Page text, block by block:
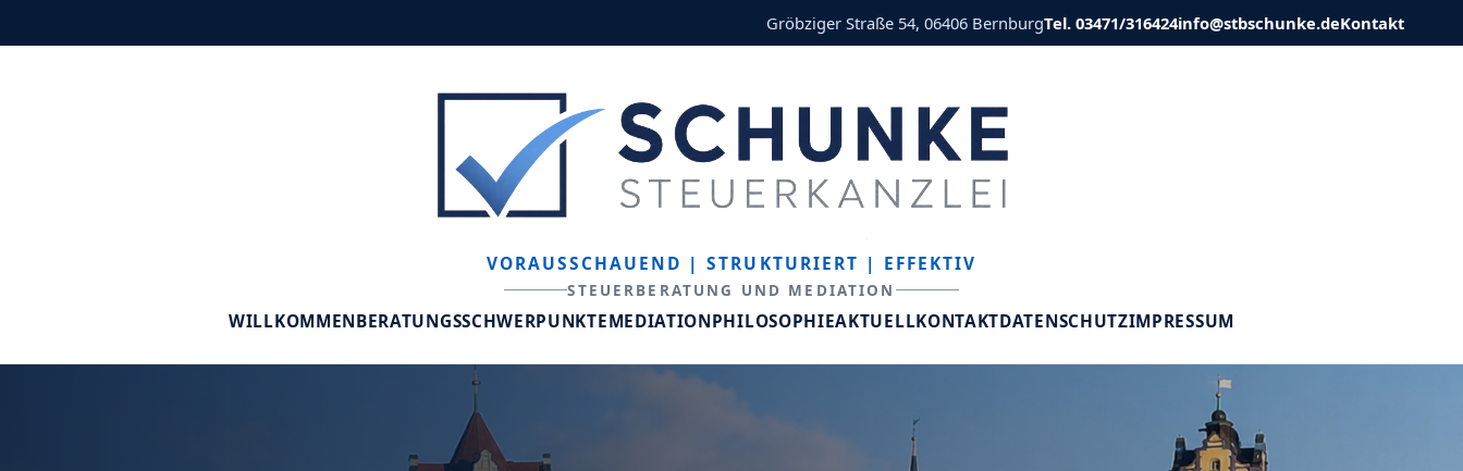
Gröbziger Straße 54, 06406 BernburgTel. 03471/316424info@stbschunke.deKontakt
VORAUSSCHAUEND | STRUKTURIERT | EFFEKTIV
STEUERBERATUNG UND MEDIATION
WILLKOMMENBERATUNGSSCHWERPUNKTEMEDIATIONPHILOSOPHIEAKTUELLKONTAKTDATENSCHUTZIMPRESSUM